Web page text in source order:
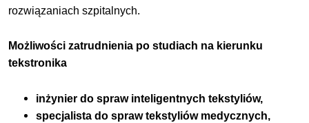
rozwiązaniach szpitalnych.
Możliwości zatrudnienia po studiach na kierunku
tekstronika
inżynier do spraw inteligentnych tekstyliów,
specjalista do spraw tekstyliów medycznych,